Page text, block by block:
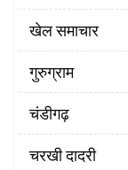
खेल समाचार
गुरुग्राम
चंडीगढ़
चरखी दादरी